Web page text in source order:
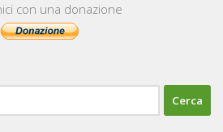
con una donazione